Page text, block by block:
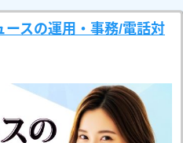
ースの運用・事務/電話対